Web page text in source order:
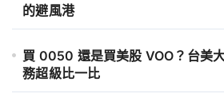
的避風港
買 0050 還是買美股 VOO？台美
務超級比一比